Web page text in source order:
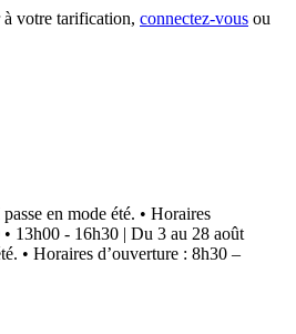
à votre tarification, connectez-vous ou
en mode été. • Horaires
13h00 - 16h30 | Du 3 au 28 août
• Horaires d’ouverture : 8h30 –